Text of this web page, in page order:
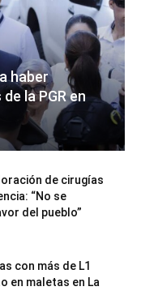
haber
la PGR en
de cirugías
“No se
del pueblo”
con más de L1
en maletas en La